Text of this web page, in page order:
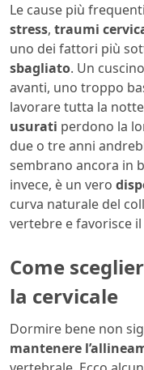
Le cause più
stress, traumi
uno dei fattori più
sbagliato. Un
avanti, uno troppo
lavorare tutta la
usurati perdono la
due o tre anni
sembrano ancora in
invece, è un vero
curva naturale del
vertebre e favorisce
Come
la cervicale
Dormire bene non
mantenere